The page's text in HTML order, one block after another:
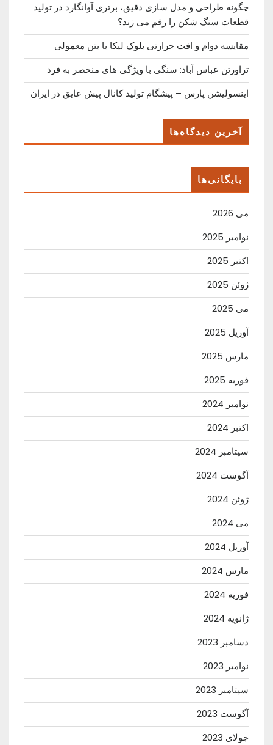
چگونه طراحی و مدل سازی دقیق، برتری آوانگارد در تولید
قطعات سنگ شکن را رقم می زند؟
مقایسه دوام و افت حرارتی بلوک لیکا با بتن معمولی
تراورتن عباس آباد: سنگی با ویژگی های منحصر به فرد
اینسولیشن پارس – پیشگام تولید کانال پیش عایق در ایران
آخرین دیدگاه‌ها
بایگانی‌ها
می 2026
نوامبر 2025
اکتبر 2025
ژوئن 2025
می 2025
آوریل 2025
مارس 2025
فوریه 2025
نوامبر 2024
اکتبر 2024
سپتامبر 2024
آگوست 2024
ژوئن 2024
می 2024
آوریل 2024
مارس 2024
فوریه 2024
ژانویه 2024
دسامبر 2023
نوامبر 2023
سپتامبر 2023
آگوست 2023
جولای 2023